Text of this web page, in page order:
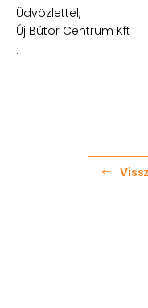
Üdvözlettel,
Új Bútor Centrum Kft
.